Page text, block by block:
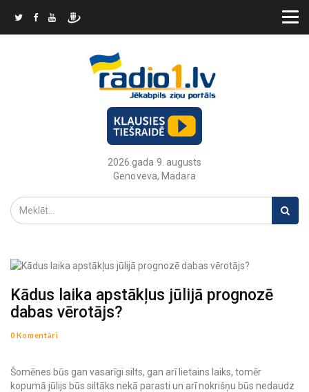
2026.gada 9. augusts
Genoveva, Madara
Kādus laika apstākļus jūlijā prognozē
dabas vērotājs?
0 Komentāri
Šomēnes būs gan vasarīgi silts, gan arī lietains laiks, tomēr
kopumā jūlijs būs siltāks nekā parasti un arī nokrišņu būs nedaudz